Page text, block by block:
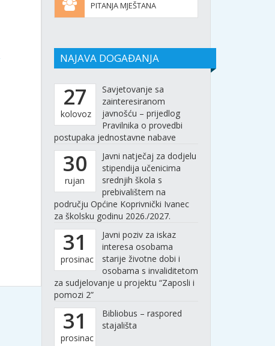
PITANJA MJEŠTANA
NAJAVA DOGAĐANJA
27
kolovoz
Savjetovanje sa
zainteresiranom
javnošću – prijedlog
Pravilnika o provedbi
postupaka jednostavne nabave
30
rujan
Javni natječaj za dodjelu
stipendija učenicima
srednjih škola s
prebivalištem na
području Općine Koprivnički Ivanec
za školsku godinu 2026./2027.
31
prosinac
Javni poziv za iskaz
interesa osobama
starije životne dobi i
osobama s invaliditetom
za sudjelovanje u projektu “Zaposli i
pomozi 2”
31
prosinac
Bibliobus – raspored
stajališta